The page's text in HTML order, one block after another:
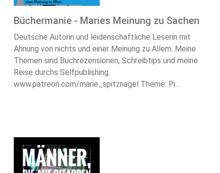
Büchermanie - Maries Meinung zu Sachen
Deutsche Autorin und leidenschaftliche Leserin mit
Ahnung von nichts und einer Meinung zu Allem. Meine
Themen sind Buchrezensionen, Schreibtips und meine
Reise durchs Selfpublishing.
www.patreon.com/marie_spitznagel Theme: Pi...